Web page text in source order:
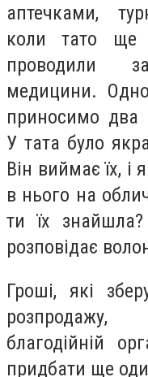
аптечками,
коли тато ще
проводили
медицини.
приносимо два
У тата було
Він виймає їх, і
в нього на
ти їх
розповідає
Гроші, які
розпродажу,
благодійній
придбати ще